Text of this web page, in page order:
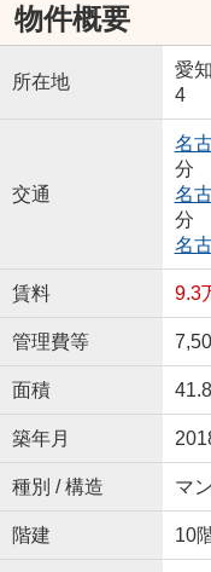
物件概要
所在地
愛
4
交通
名
分
名
分
名
賃料 9.3
管理費等
面積
築年月
種別 / 構造 マ
階建 10